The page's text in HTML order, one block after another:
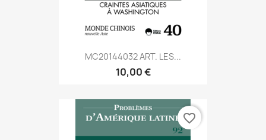
MC20144032 ART. LES...
10,00 €
favorite_border